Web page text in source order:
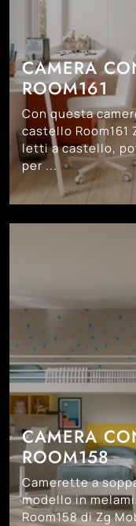
CAMERA
ROOM161
Con questa
castello
letti a castello,
per ...
CAMERA
ROOM158
Camerette a
modello in
Room158 di Zg